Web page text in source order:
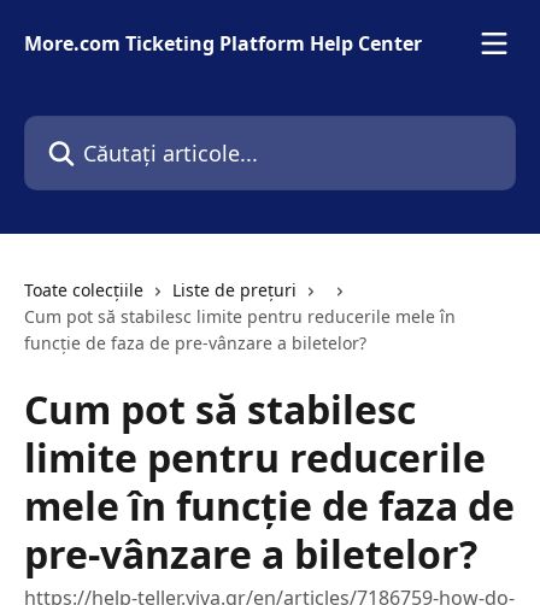
More.com Ticketing Platform Help Center
Căutați articole...
Toate colecțiile
Liste de prețuri
Cum pot să stabilesc limite pentru reducerile mele în
funcție de faza de pre-vânzare a biletelor?
Cum pot să stabilesc
limite pentru reducerile
mele în funcție de faza de
pre-vânzare a biletelor?
https://help-teller.viva.gr/en/articles/7186759-how-do-